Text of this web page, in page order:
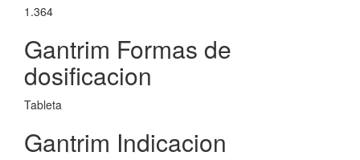
1.364
Gantrim Formas de
dosificacion
Tableta
Gantrim Indicacion